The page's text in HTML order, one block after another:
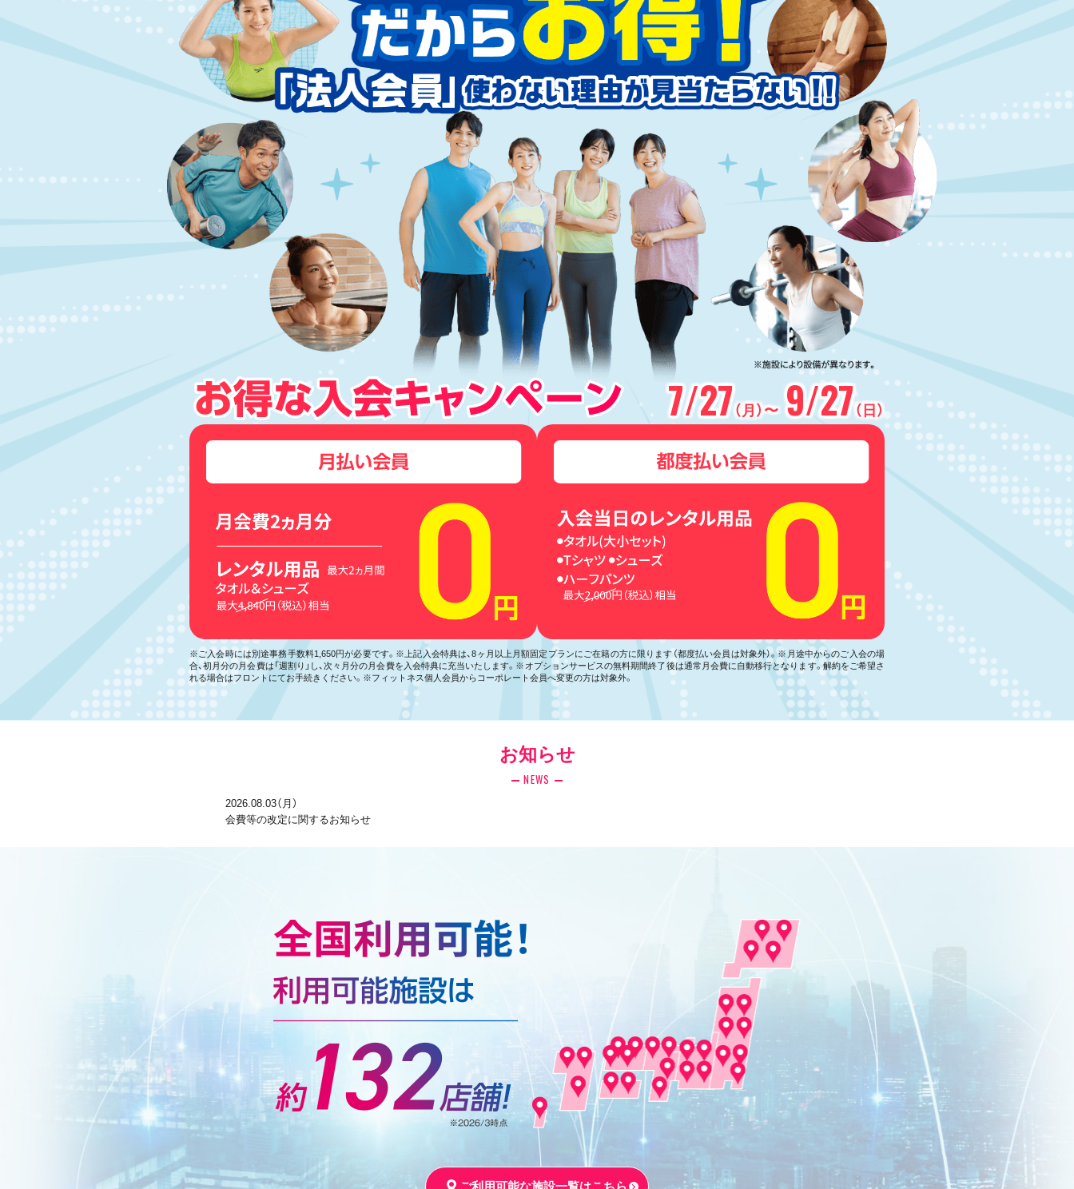
7/27（月）〜 9/27（日）
※ご入会時には別途事務手数料1,650円が必要です。※上記入会特典は、8ヶ月以上月額固定プランにご在籍の方に限ります（都度払い会員は対象外）。※月途中からのご入会の場
合、初月分の月会費は「週割り」し、次々月分の月会費を入会特典に充当いたします。※オプションサービスの無料期間終了後は通常月会費に自動移行となります。解約をご希望さ
れる場合はフロントにてお手続きください。※フィットネス個人会員からコーポレート会員へ変更の方は対象外。
お知らせ
NEWS
2026.08.03（月）
会費等の改定に関するお知らせ
ご利用可能な施設一覧はこちら